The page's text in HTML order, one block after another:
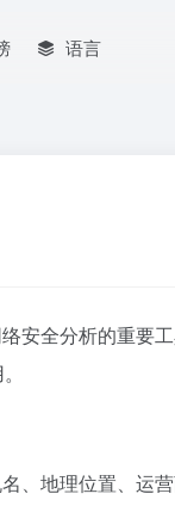
语言
安全分析的重要
、地理位置、运